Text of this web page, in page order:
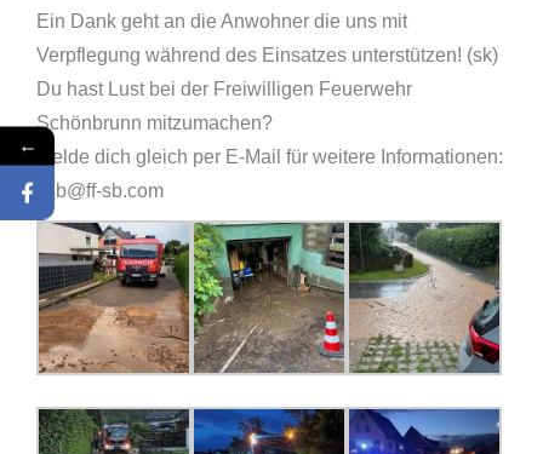
Ein Dank geht an die Anwohner die uns mit
Verpflegung während des Einsatzes unterstützen! (sk)
Du hast Lust bei der Freiwilligen Feuerwehr
Schönbrunn mitzumachen?
Melde dich gleich per E-Mail für weitere Informationen:
ffsb@ff-sb.com
←